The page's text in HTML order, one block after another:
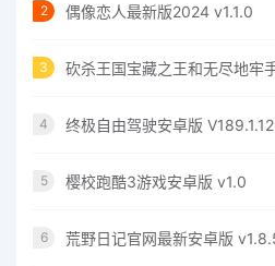
2 偶像恋人最新版2024 v1.1.0
3
4 终极自由驾驶安卓版 V189.1.12
5 樱校跑酷3游戏安卓版 v1.0
6